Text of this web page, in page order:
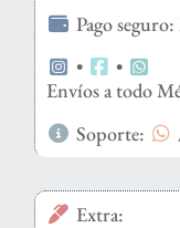
Pago
•
•
Envíos a todo
Soporte:
Extra: